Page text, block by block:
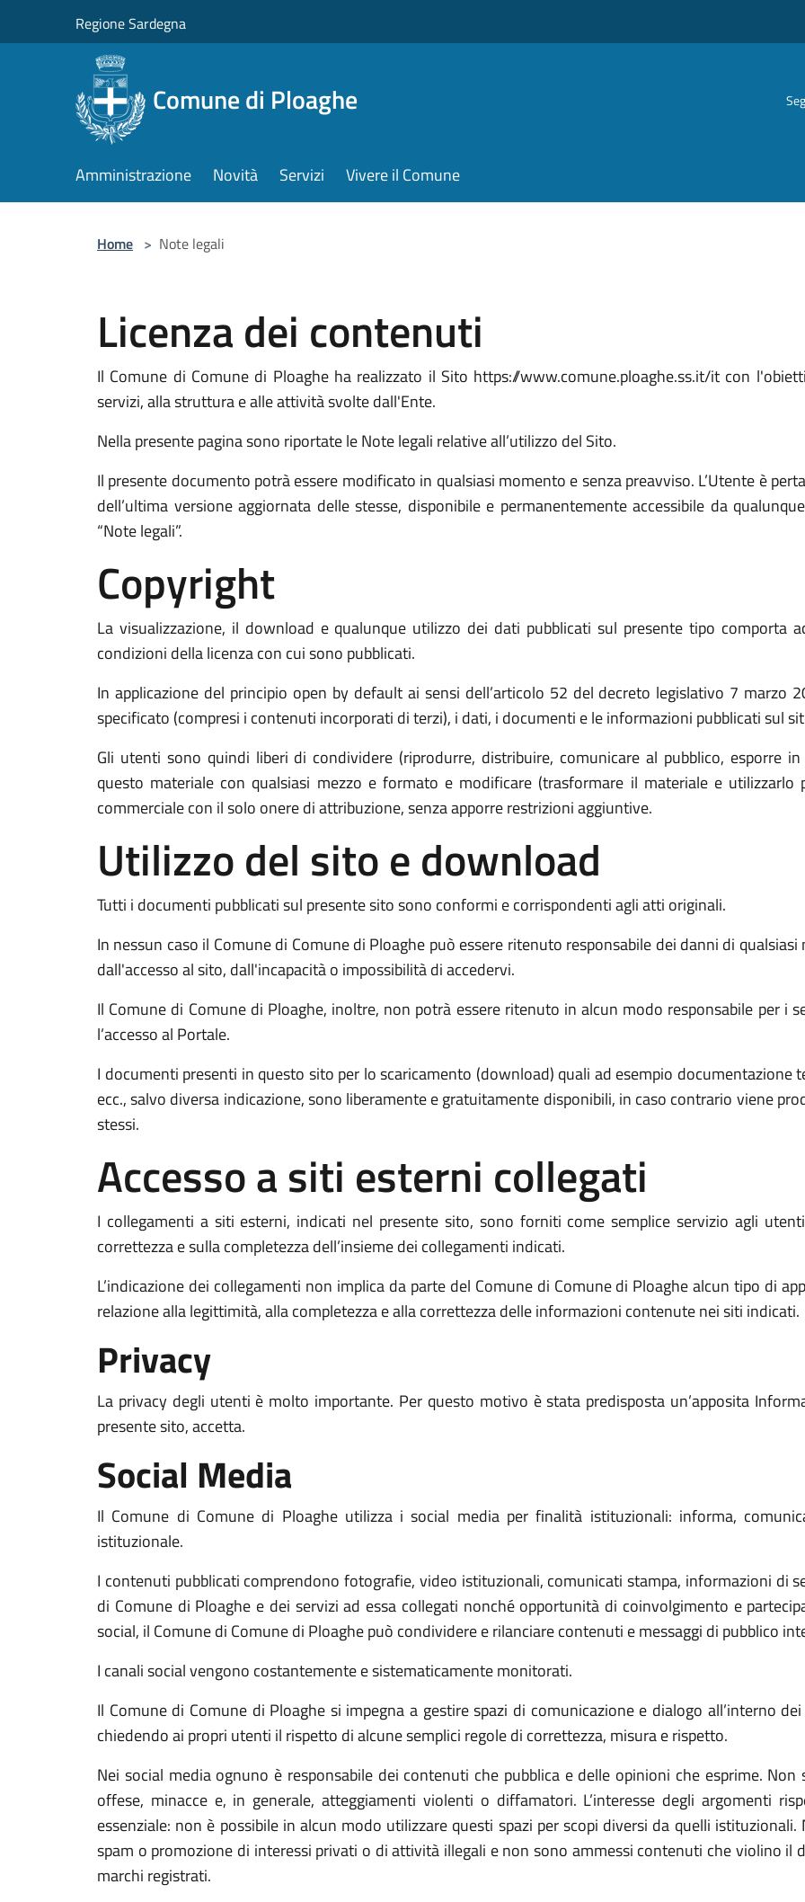
Regione Sardegna
Comune di Ploaghe
Amministrazione Novità Servizi Vivere il Comune
Home > Note legali
Licenza dei contenuti
Il Comune di Comune di Ploaghe ha realizzato il Sito https://www.comune.ploaghe.ss.it/it con
servizi, alla struttura e alle attività svolte dall'Ente.
Nella presente pagina sono riportate le Note legali relative all’utilizzo del Sito.
Il presente documento potrà essere modificato in qualsiasi momento e senza preavviso. L’Utente è
dell’ultima versione aggiornata delle stesse, disponibile e permanentemente accessibile da
“Note legali”.
Copyright
La visualizzazione, il download e qualunque utilizzo dei dati pubblicati sul presente tipo comporta
condizioni della licenza con cui sono pubblicati.
In applicazione del principio open by default ai sensi dell’articolo 52 del decreto legislativo 7 marzo
specificato (compresi i contenuti incorporati di terzi), i dati, i documenti e le informazioni pubblicati sul
Gli utenti sono quindi liberi di condividere (riprodurre, distribuire, comunicare al pubblico, esporre
questo materiale con qualsiasi mezzo e formato e modificare (trasformare il materiale e utilizzarlo
commerciale con il solo onere di attribuzione, senza apporre restrizioni aggiuntive.
Utilizzo del sito e download
Tutti i documenti pubblicati sul presente sito sono conformi e corrispondenti agli atti originali.
In nessun caso il Comune di Comune di Ploaghe può essere ritenuto responsabile dei danni di
dall'accesso al sito, dall'incapacità o impossibilità di accedervi.
Il Comune di Comune di Ploaghe, inoltre, non potrà essere ritenuto in alcun modo responsabile per i
l’accesso al Portale.
I documenti presenti in questo sito per lo scaricamento (download) quali ad esempio
ecc., salvo diversa indicazione, sono liberamente e gratuitamente disponibili, in caso contrario viene
stessi.
Accesso a siti esterni collegati
I collegamenti a siti esterni, indicati nel presente sito, sono forniti come semplice servizio agli
correttezza e sulla completezza dell’insieme dei collegamenti indicati.
L’indicazione dei collegamenti non implica da parte del Comune di Comune di Ploaghe alcun tipo di
relazione alla legittimità, alla completezza e alla correttezza delle informazioni contenute nei siti indicati.
Privacy
La privacy degli utenti è molto importante. Per questo motivo è stata predisposta un’apposita
presente sito, accetta.
Social Media
Il Comune di Comune di Ploaghe utilizza i social media per finalità istituzionali: informa,
istituzionale.
I contenuti pubblicati comprendono fotografie, video istituzionali, comunicati stampa, informazioni di
di Comune di Ploaghe e dei servizi ad essa collegati nonché opportunità di coinvolgimento e
social, il Comune di Comune di Ploaghe può condividere e rilanciare contenuti e messaggi di pubblico
I canali social vengono costantemente e sistematicamente monitorati.
Il Comune di Comune di Ploaghe si impegna a gestire spazi di comunicazione e dialogo all’interno
chiedendo ai propri utenti il rispetto di alcune semplici regole di correttezza, misura e rispetto.
Nei social media ognuno è responsabile dei contenuti che pubblica e delle opinioni che esprime.
offese, minacce e, in generale, atteggiamenti violenti o diffamatori. L’interesse degli argomenti
essenziale: non è possibile in alcun modo utilizzare questi spazi per scopi diversi da quelli
spam o promozione di interessi privati o di attività illegali e non sono ammessi contenuti che violino il
marchi registrati.